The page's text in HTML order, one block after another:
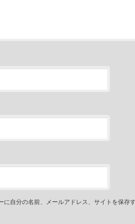
に自分の名前、メールアドレス、サイトを保存